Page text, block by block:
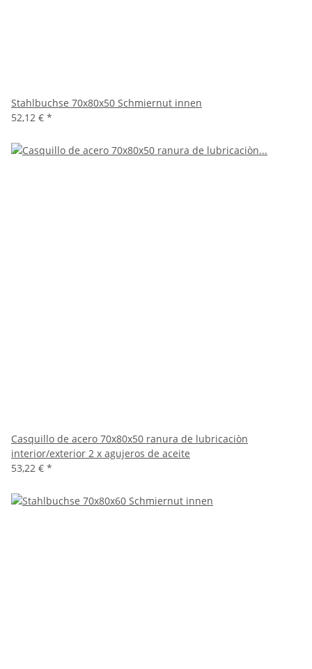
Stahlbuchse 70x80x50 Schmiernut innen
52,12 € *
Casquillo de acero 70x80x50 ranura de lubricaciòn
interior/exterior 2 x agujeros de aceite
53,22 € *